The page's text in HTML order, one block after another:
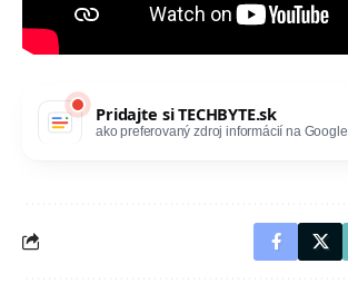
Pridajte siTECHBYTE.sk
ako preferovaný zdroj informácií na Google